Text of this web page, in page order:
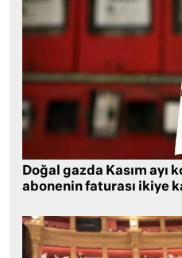
Doğal gazda Kasım ayı
abonenin faturası ikiye